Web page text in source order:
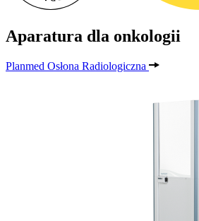
Aparatura dla onkologii
Planmed Osłona Radiologiczna